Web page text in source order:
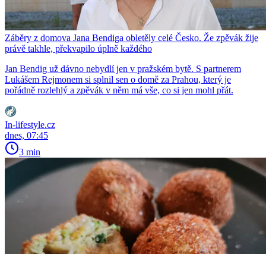
Záběry z domova Jana Bendiga obletěly celé Česko. Že zpěvák žije
právě takhle, překvapilo úplně každého
Jan Bendig už dávno nebydlí jen v pražském bytě. S partnerem
Lukášem Rejmonem si splnil sen o domě za Prahou, který je
pořádně rozlehlý a zpěvák v něm má vše, co si jen mohl přát.
In-lifestyle.cz
dnes, 07:45
3 min